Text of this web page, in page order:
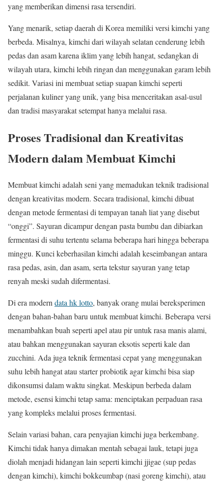
yang memberikan dimensi rasa tersendiri.
Yang menarik, setiap daerah di Korea memiliki versi kimchi yang
berbeda. Misalnya, kimchi dari wilayah selatan cenderung lebih
pedas dan asam karena iklim yang lebih hangat, sedangkan di
wilayah utara, kimchi lebih ringan dan menggunakan garam lebih
sedikit. Variasi ini membuat setiap suapan kimchi seperti
perjalanan kuliner yang unik, yang bisa menceritakan asal-usul
dan tradisi masyarakat setempat hanya melalui rasa.
Proses Tradisional dan Kreativitas
Modern dalam Membuat Kimchi
Membuat kimchi adalah seni yang memadukan teknik tradisional
dengan kreativitas modern. Secara tradisional, kimchi dibuat
dengan metode fermentasi di tempayan tanah liat yang disebut
“onggi”. Sayuran dicampur dengan pasta bumbu dan dibiarkan
fermentasi di suhu tertentu selama beberapa hari hingga beberapa
minggu. Kunci keberhasilan kimchi adalah keseimbangan antara
rasa pedas, asin, dan asam, serta tekstur sayuran yang tetap
renyah meski sudah difermentasi.
Di era moderndata hk lotto, banyak orang mulai bereksperimen
dengan bahan-bahan baru untuk membuat kimchi. Beberapa versi
menambahkan buah seperti apel atau pir untuk rasa manis alami,
atau bahkan menggunakan sayuran eksotis seperti kale dan
zucchini. Ada juga teknik fermentasi cepat yang menggunakan
suhu lebih hangat atau starter probiotik agar kimchi bisa siap
dikonsumsi dalam waktu singkat. Meskipun berbeda dalam
metode, esensi kimchi tetap sama: menciptakan perpaduan rasa
yang kompleks melalui proses fermentasi.
Selain variasi bahan, cara penyajian kimchi juga berkembang.
Kimchi tidak hanya dimakan mentah sebagai lauk, tetapi juga
diolah menjadi hidangan lain seperti kimchi jjigae (sup pedas
dengan kimchi), kimchi bokkeumbap (nasi goreng kimchi), atau